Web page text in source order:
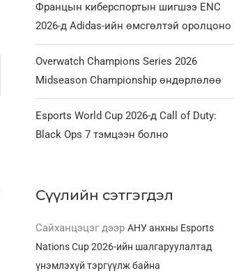
Францын киберспортын шигшээ ENC
2026-д Adidas-ийн өмсгөлтэй оролцоно
Overwatch Champions Series 2026
Midseason Championship өндөрлөлөө
Esports World Cup 2026-д Call of Duty:
Black Ops 7 тэмцээн болно
Сүүлийн сэтгэгдэл
Сайханцэцэг дээрАНУ анхны Esports
Nations Cup 2026-ийн шалгаруулалтад
үнэмлэхүй тэргүүлж байна